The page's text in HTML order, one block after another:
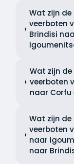
Wat zijn
veerboten
Brindisi
Wat zijn
veerboten
naar Corfu
Wat zijn
veerboten
naar
naar